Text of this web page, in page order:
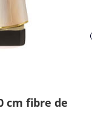
cm fibre de